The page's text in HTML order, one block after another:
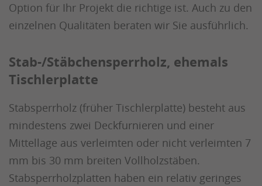
Option für Ihr Projekt die richtige ist. Auch zu den
einzelnen Qualitäten beraten wir Sie ausführlich.
Stab-/Stäbchensperrholz, ehemals
Tischlerplatte
Stabsperrholz (früher Tischlerplatte) besteht aus
mindestens zwei Deckfurnieren und einer
Mittellage aus verleimten oder nicht verleimten 7
mm bis 30 mm breiten Vollholzstäben.
Stabsperrholzplatten haben ein relativ geringes